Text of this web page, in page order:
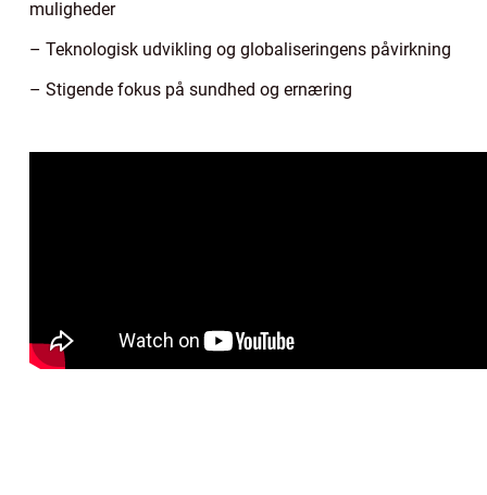
muligheder
– Teknologisk udvikling og globaliseringens påvirkning
– Stigende fokus på sundhed og ernæring